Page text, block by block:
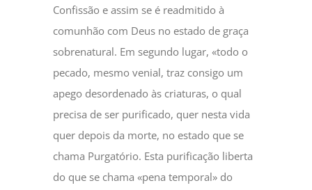
Confissão e assim se é readmitido à
comunhão com Deus no estado de graça
sobrenatural. Em segundo lugar, «todo o
pecado, mesmo venial, traz consigo um
apego desordenado às criaturas, o qual
precisa de ser purificado, quer nesta vida
quer depois da morte, no estado que se
chama Purgatório. Esta purificação liberta
do que se chama «pena temporal» do